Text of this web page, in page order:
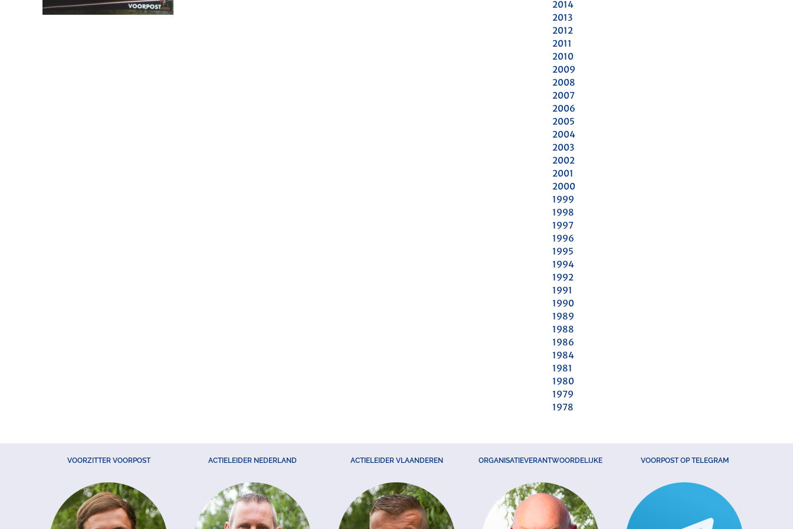
2014
2013
2012
2011
2010
2009
2008
2007
2006
2005
2004
2003
2002
2001
2000
1999
1998
1997
1996
1995
1994
1992
1991
1990
1989
1988
1986
1984
1981
1980
1979
1978
VOORZITTER VOORPOST ACTIELEIDER NEDERLAND ACTIELEIDER VLAANDEREN ORGANISATIEVERANTWOORDELIJKE VOORPOST OP TELEGRAM